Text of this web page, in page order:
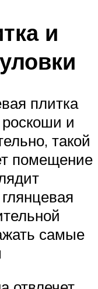
и
плитка
и
такой
помещение
самые